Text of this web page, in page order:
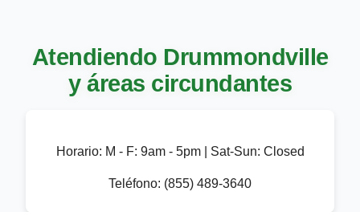
Atendiendo Drummondville
y áreas circundantes
Horario: M - F: 9am - 5pm | Sat-Sun: Closed
Teléfono: (855) 489-3640